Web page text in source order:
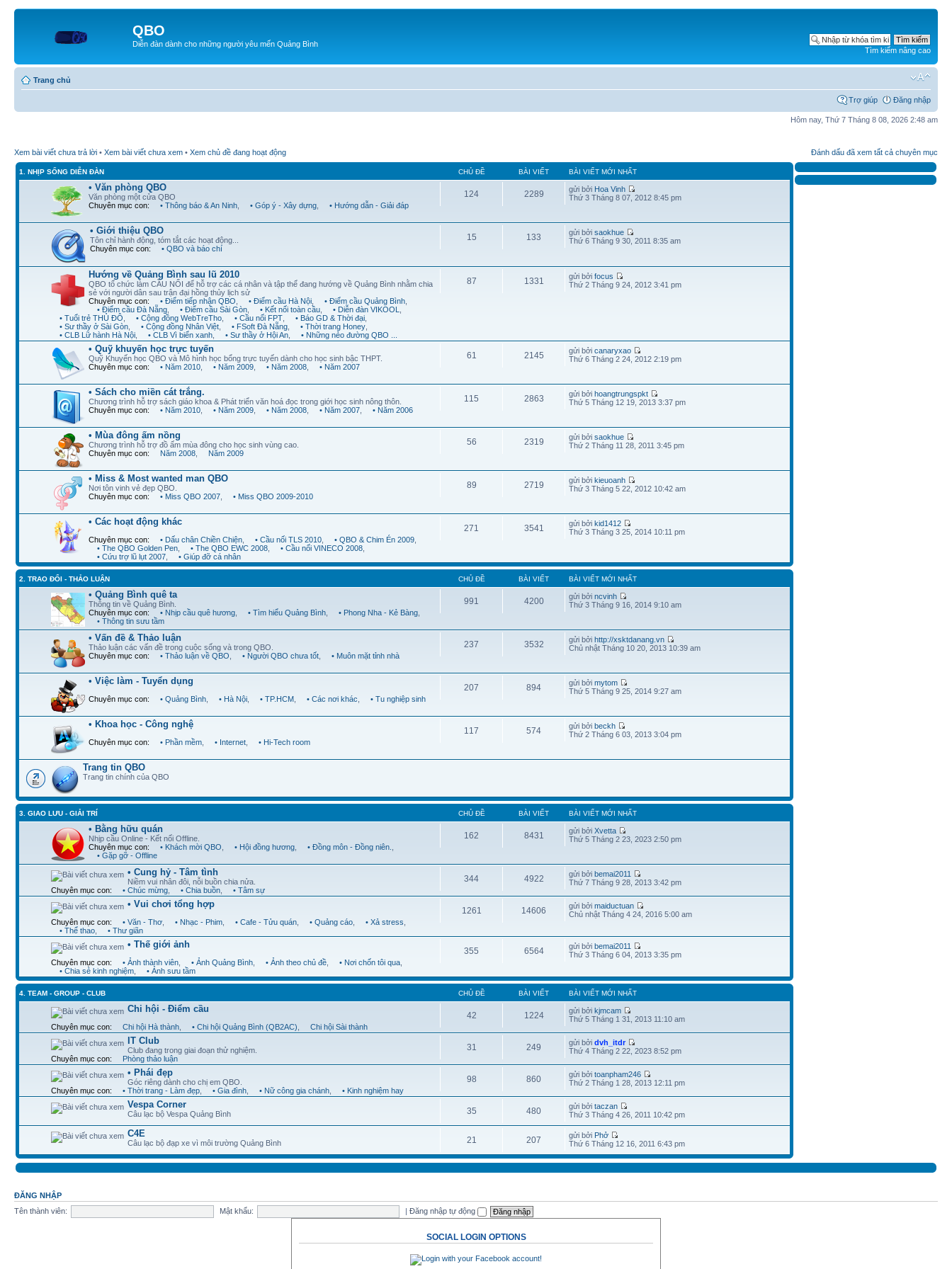
QBO
Diễn đàn dành cho những người yêu mến Quảng Bình
Tìm kiếm nâng cao
Trang chủ
Trợ giúp Đăng nhập
Hôm nay, Thứ 7 Tháng 8 08, 2026 2:48 am
Xem bài viết chưa trả lời • Xem bài viết chưa xem • Xem chủ đề đang hoạt động Đánh dấu đã xem tất cả chuyên mục
1. NHỊP SỐNG DIỄN ĐÀN CHỦ ĐỀ BÀI VIẾT BÀI VIẾT MỚI NHẤT
• Văn phòng QBO
Văn phòng một cửa QBO
Chuyên mục con:
• Thông báo & An Ninh • Góp ý - Xây dựng • Hướng dẫn - Giải đáp
124 2289 gửi bởi Hoa Vinh
Thứ 3 Tháng 8 07, 2012 8:45 pm
• Giới thiệu QBO
Tôn chỉ hành động, tóm tắt các hoạt động...
Chuyên mục con:
• QBO và báo chí
15 133 gửi bởisaokhue
Thứ 6 Tháng 9 30, 2011 8:35 am
Hướng về Quảng Bình sau lũ 2010
QBO tổ chức làm CẦU NỐI để hỗ trợ các cá nhân và tập thể đang hướng về Quảng Bình nhằm chia
sẻ với người dân sau trận đại hồng thủy lịch sử
Chuyên mục con:
• Điểm tiếp nhận QBO • Điểm cầu Hà Nội • Điểm cầu Quảng Bình
• Điểm cầu Đà Nẵng
• Điểm cầu Sài Gòn • Kết nối toàn cầu • Diễn đàn VIKOOL
• Tuổi trẻ THỦ ĐÔ
• Cộng đồng WebTreTho • Cầu nối FPT • Báo GD & Thời đại
• Sư thầy ở Sài Gòn
• Cộng đồng Nhân Việt • FSoft Đà Nẵng • Thời trang Honey
• CLB Lữ hành Hà Nội
• CLB Vì biển xanh • Sư thầy ở Hội An • Những nẻo đường QBO ...
87 1331 gửi bởifocus
Thứ 2 Tháng 9 24, 2012 3:41 pm
• Quỹ khuyến học trực tuyến
Quỹ Khuyến học QBO và Mô hình học bổng trực tuyến dành cho học sinh bậc THPT.
Chuyên mục con:
• Năm 2010 • Năm 2009 • Năm 2008 • Năm 2007
61 2145 gửi bởicanaryxao
Thứ 6 Tháng 2 24, 2012 2:19 pm
• Sách cho miền cát trắng.
Chương trình hỗ trợ sách giáo khoa & Phát triển văn hoá đọc trong giới học sinh nông thôn.
Chuyên mục con:
• Năm 2010 • Năm 2009 • Năm 2008 • Năm 2007 • Năm 2006
115 2863 gửi bởihoangtrungspkt
Thứ 5 Tháng 12 19, 2013 3:37 pm
• Mùa đông ấm nồng
Chương trình hỗ trợ đồ ấm mùa đông cho học sinh vùng cao.
Chuyên mục con:
Năm 2008 Năm 2009
56 2319 gửi bởisaokhue
Thứ 2 Tháng 11 28, 2011 3:45 pm
• Miss & Most wanted man QBO
Nơi tôn vinh vẻ đẹp QBO.
Chuyên mục con:
• Miss QBO 2007 • Miss QBO 2009-2010
89 2719 gửi bởikieuoanh
Thứ 3 Tháng 5 22, 2012 10:42 am
• Các hoạt động khác
Chuyên mục con: • Dấu chân Chiền Chiện • Cầu nối TLS 2010 • QBO & Chim Én 2009
• The QBO Golden Pen
• The QBO EWC 2008 • Cầu nối VINECO 2008
• Cứu trợ lũ lụt 2007
• Giúp đỡ cá nhân
271 3541 gửi bởikid1412
Thứ 3 Tháng 3 25, 2014 10:11 pm
2. TRAO ĐỔI - THẢO LUẬN CHỦ ĐỀ BÀI VIẾT BÀI VIẾT MỚI NHẤT
• Quảng Bình quê ta
Thông tin về Quảng Bình.
Chuyên mục con:
• Nhịp cầu quê hương • Tìm hiểu Quảng Bình • Phong Nha - Kẻ Bàng
• Thông tin sưu tầm
991 4200 gửi bởincvinh
Thứ 3 Tháng 9 16, 2014 9:10 am
• Vấn đề & Thảo luận
Thảo luận các vấn đề trong cuộc sống và trong QBO.
Chuyên mục con:
• Thảo luận về QBO • Người QBO chưa tốt • Muôn mặt tỉnh nhà
237 3532 gửi bởihttp://xsktdanang.vn
Chủ nhật Tháng 10 20, 2013 10:39 am
• Việc làm - Tuyển dụng
Chuyên mục con: • Quảng Bình • Hà Nội • TP.HCM • Các nơi khác • Tu nghiệp sinh
207 894 gửi bởimytom
Thứ 5 Tháng 9 25, 2014 9:27 am
• Khoa học - Công nghệ
Chuyên mục con: • Phần mềm • Internet • Hi-Tech room
117 574 gửi bởibeckh
Thứ 2 Tháng 6 03, 2013 3:04 pm
Trang tin QBO
Trang tin chính của QBO
3. GIAO LƯU - GIẢI TRÍ CHỦ ĐỀ BÀI VIẾT BÀI VIẾT MỚI NHẤT
• Bằng hữu quán
Nhịp cầu Online - Kết nối Offline.
Chuyên mục con:
• Khách mời QBO • Hội đồng hương • Đồng môn - Đồng niên.
• Gặp gỡ - Offline
162 8431 gửi bởiXvetta
Thứ 5 Tháng 2 23, 2023 2:50 pm
• Cung hỷ - Tâm tình
Niềm vui nhân đôi, nỗi buồn chia nửa.
Chuyên mục con:
• Chúc mừng • Chia buồn • Tâm sự
344 4922 gửi bởibemai2011
Thứ 7 Tháng 9 28, 2013 3:42 pm
• Vui chơi tổng hợp
Chuyên mục con: • Văn - Thơ • Nhạc - Phim • Cafe - Tửu quán • Quảng cáo • Xả stress
• Thể thao
• Thư giãn
1261 14606 gửi bởimaiductuan
Chủ nhật Tháng 4 24, 2016 5:00 am
• Thế giới ảnh
Chuyên mục con: • Ảnh thành viên • Ảnh Quảng Bình • Ảnh theo chủ đề • Nơi chốn tôi qua
• Chia sẻ kinh nghiệm
• Ảnh sưu tầm
355 6564 gửi bởibemai2011
Thứ 3 Tháng 6 04, 2013 3:35 pm
4. TEAM - GROUP - CLUB CHỦ ĐỀ BÀI VIẾT BÀI VIẾT MỚI NHẤT
Chi hội - Điểm cầu
Chuyên mục con: Chi hội Hà thành • Chi hội Quảng Bình (QB2AC) Chi hội Sài thành
42 1224 gửi bởikjmcam
Thứ 5 Tháng 1 31, 2013 11:10 am
IT Club
Club đang trong giai đoạn thử nghiệm.
Chuyên mục con:
Phòng thảo luận
31 249 gửi bởidvh_itdr
Thứ 4 Tháng 2 22, 2023 8:52 pm
• Phái đẹp
Góc riêng dành cho chị em QBO.
Chuyên mục con:
• Thời trang - Làm đẹp • Gia đình • Nữ công gia chánh • Kinh nghiệm hay
98 860 gửi bởitoanpham246
Thứ 2 Tháng 1 28, 2013 12:11 pm
Vespa Corner
Câu lạc bộ Vespa Quảng Bình 35 480 gửi bởitaczan
Thứ 3 Tháng 4 26, 2011 10:42 pm
C4E
Câu lạc bộ đạp xe vì môi trường Quảng Bình 21 207 gửi bởi Phở
Thứ 6 Tháng 12 16, 2011 6:43 pm
ĐĂNG NHẬP
Tên thành viên:
Mật khẩu: |Đăng nhập tự động
SOCIAL LOGIN OPTIONS